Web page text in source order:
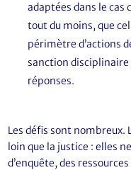
adaptées dans le cas
tout du moins, que
périmètre d’actions
sanction disciplinaire
réponses.
Les défis sont nombreux.
loin que la justice : elles
d’enquête, des